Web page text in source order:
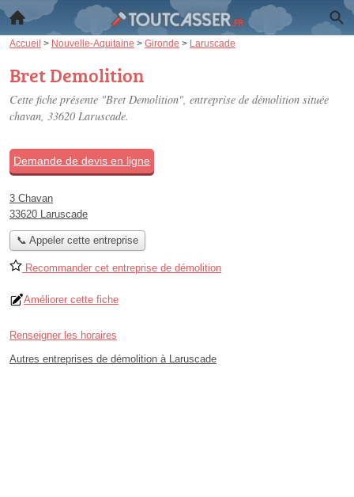
Accueil > Nouvelle-Aquitaine > Gironde > Laruscade
Bret Demolition
Cette fiche présente "Bret Demolition", entreprise de démolition située
chavan, 33620 Laruscade.
Demande de devis en ligne
3 Chavan
33620 Laruscade
📞 Appeler cette entreprise
Recommander cet entreprise de démolition
Améliorer cette fiche
Renseigner les horaires
Autres entreprises de démolition à Laruscade